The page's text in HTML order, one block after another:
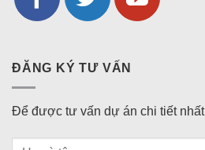
ĐĂNG KÝ TƯ VẤN
Để được tư vấn dự án chi tiết nhất